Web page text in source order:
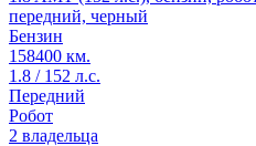
передний, черный
Бензин
158400 км.
1.8 / 152 л.с.
Передний
Робот
2 владельца